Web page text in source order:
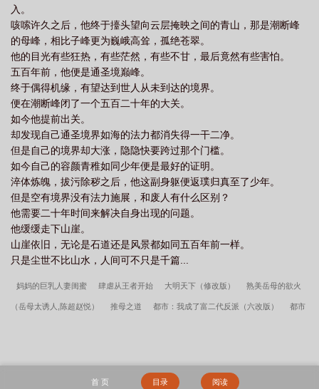
入。
咳嗦许久之后，他终于擡头望向云层掩映之间的青山，那是潮断峰
的母峰，相比子峰更为巍峨高耸，孤绝苍翠。
他的目光有些狂热，有些茫然，有些不甘，最后竟然有些害怕。
五百年前，他便是通圣境巅峰。
终于偶得机缘，有望达到世人从未到达的境界。
便在潮断峰闭了一个五百二十年的大关。
如今他提前出关。
却发现自己通圣境界如海的法力都消失得一干二净。
但是自己的境界却大涨，隐隐快要跨过那个门槛。
如今自己的容颜青稚如同少年便是最好的证明。
淬体炼魄，拔污除秽之后，他这副身躯便返璞归真至了少年。
但是空有境界没有法力施展，和废人有什么区别？
他需要二十年时间来解决自身出现的问题。
他缓缓走下山崖。
山崖依旧，无论是石道还是风景都如同五百年前一样。
只是尘世不比山水，人间可不只是千篇...
妈妈的巨乳人妻闺蜜 肆虐从王者开始 大明天下（修改版） 熟美岳母的欲火
（岳母太诱人,陈超赵悦） 推母之道 都市：我成了富二代反派（六改版） 都市
首 页 目录 阅读